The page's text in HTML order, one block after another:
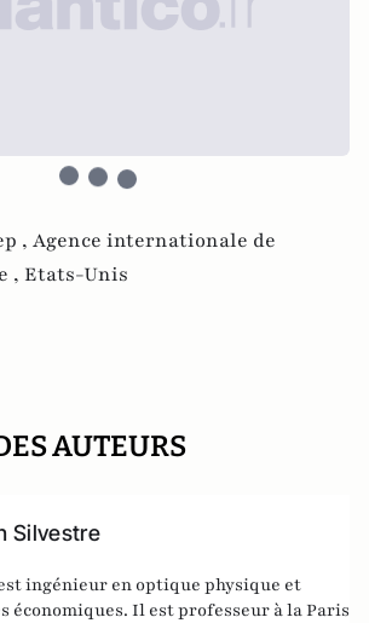
, Agence internationale de
, Etats-Unis
AUTEURS
Silvestre
ingénieur en optique physique et
économiques. Il est professeur à la Paris